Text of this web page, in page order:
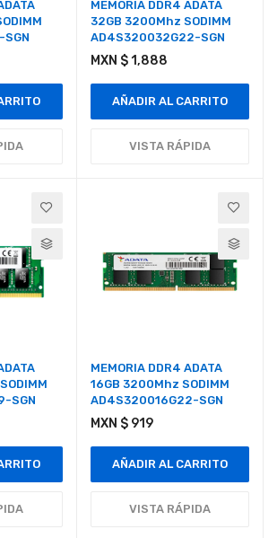
MEMORIA DDR4 ADATA
32GB 3200Mhz SODIMM
AD4S320032G22-SGN
MXN $ 1,888
AÑADIR AL CARRITO
VISTA RÁPIDA
SGN
MEMORIA DDR4 ADATA
16GB 3200Mhz SODIMM
AD4S320016G22-SGN
MXN $ 919
AÑADIR AL CARRITO
VISTA RÁPIDA